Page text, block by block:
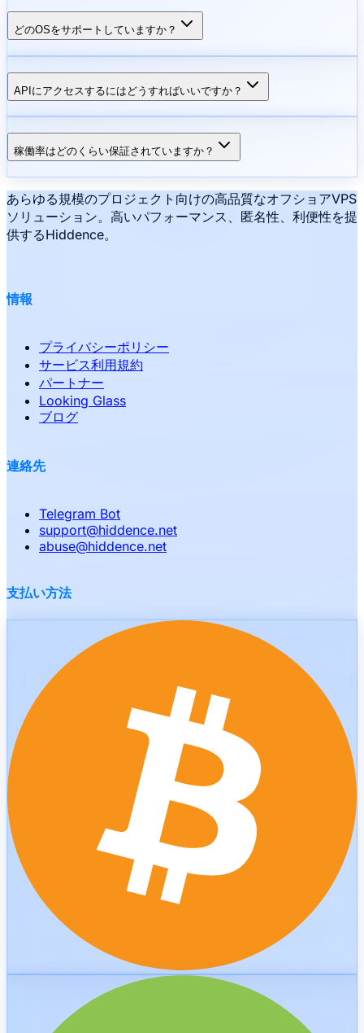
どのOSをサポートしていますか？
APIにアクセスするにはどうすればいいですか？
稼働率はどのくらい保証されていますか？
あらゆる規模のプロジェクト向けの高品質なオフショアVPS
ソリューション。高いパフォーマンス、匿名性、利便性を提
供するHiddence。
情報
プライバシーポリシー
サービス利用規約
パートナー
Looking Glass
ブログ
連絡先
Telegram Bot
support@hiddence.net
abuse@hiddence.net
支払い方法